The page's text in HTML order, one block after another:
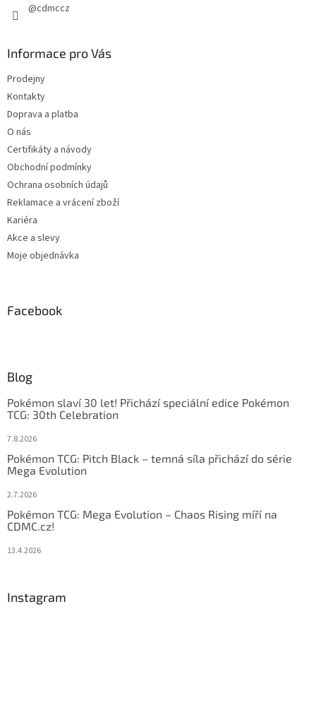
@cdmccz
Informace pro Vás
Prodejny
Kontakty
Doprava a platba
O nás
Certifikáty a návody
Obchodní podmínky
Ochrana osobních údajů
Reklamace a vrácení zboží
Kariéra
Akce a slevy
Moje objednávka
Facebook
Blog
Pokémon slaví 30 let! Přichází speciální edice Pokémon
TCG: 30th Celebration
7.8.2026
Pokémon TCG: Pitch Black – temná síla přichází do série
Mega Evolution
2.7.2026
Pokémon TCG: Mega Evolution – Chaos Rising míří na
CDMC.cz!
13.4.2026
Instagram